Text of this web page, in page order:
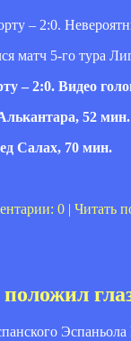
матч 5-го тура
– 2:0. Видео
52 мин.
Салах, 70 мин.
0 | Читать